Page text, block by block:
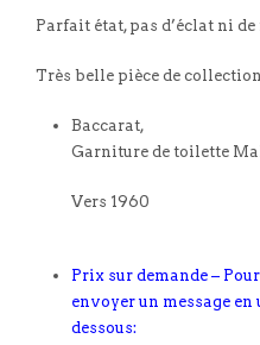
Parfait état, pas d’éclat ni de
Très belle pièce de
Baccarat,
Garniture de toilette
Vers 1960
Prix sur demande –
envoyer un message
dessous: